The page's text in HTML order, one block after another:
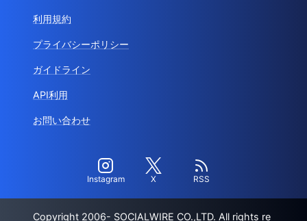
利用規約
プライバシーポリシー
ガイドライン
API利用
お問い合わせ
Instagram X RSS
Copyright 2006- SOCIALWIRE CO.,LTD. All rights re